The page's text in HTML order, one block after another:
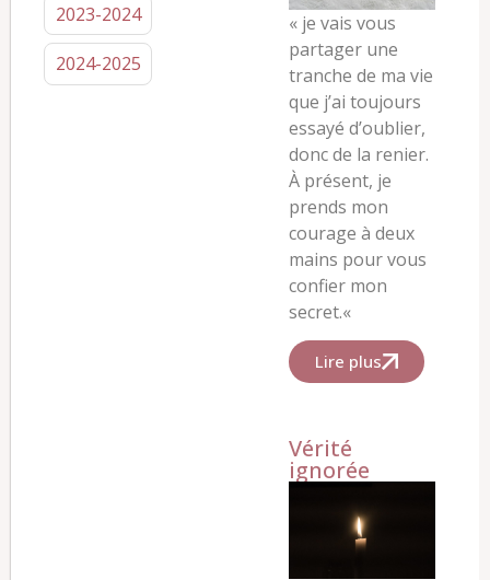
2023-2024
2024-2025
« je vais vous
partager une
tranche de ma vie
que j’ai toujours
essayé d’oublier,
donc de la renier.
À présent, je
prends mon
courage à deux
mains pour vous
confier mon
secret.«
Lire plus
Vérité
ignorée